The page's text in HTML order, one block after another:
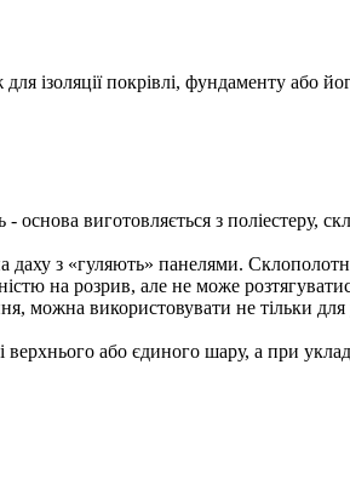
ізоляції покрівлі, фундаменту або
виготовляється з поліестеру,
даху з «гуляють» панелями.
на розрив, але не може
можна використовувати не тільки для
або єдиного шару, а при